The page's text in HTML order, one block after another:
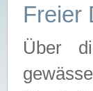
Freier
Über